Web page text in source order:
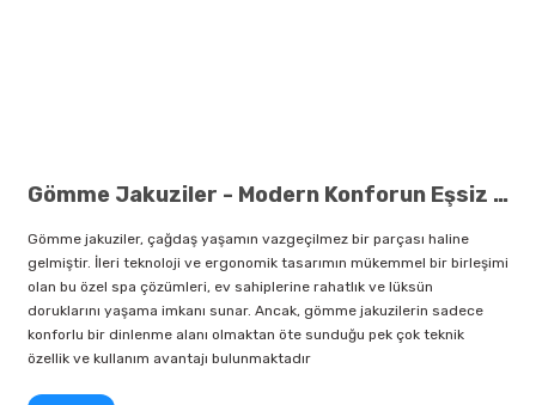
Gömme Jakuziler - Modern Konforun Eşsiz Detayları
Gömme jakuziler, çağdaş yaşamın vazgeçilmez bir parçası haline
gelmiştir. İleri teknoloji ve ergonomik tasarımın mükemmel bir birleşimi
olan bu özel spa çözümleri, ev sahiplerine rahatlık ve lüksün
doruklarını yaşama imkanı sunar. Ancak, gömme jakuzilerin sadece
konforlu bir dinlenme alanı olmaktan öte sunduğu pek çok teknik
özellik ve kullanım avantajı bulunmaktadır